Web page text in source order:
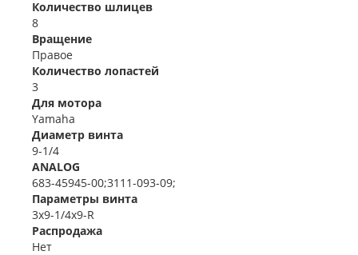
Количество шлицев
8
Вращение
Правое
Количество лопастей
3
Для мотора
Yamaha
Диаметр винта
9-1/4
ANALOG
683-45945-00;3111-093-09;
Параметры винта
3x9-1/4x9-R
Распродажа
Нет